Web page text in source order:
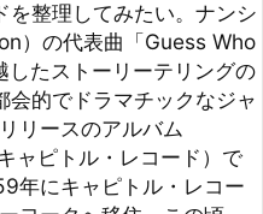
ースのアルバム
ピトル・レコード）で
にキャピトル・レコー
ークへ移住。この頃、
ており、1960年から
ースするほど期待され
支えた重要なナンバー
・ミュージカル『New